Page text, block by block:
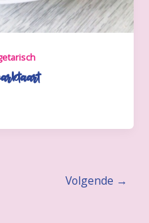
Volgende →